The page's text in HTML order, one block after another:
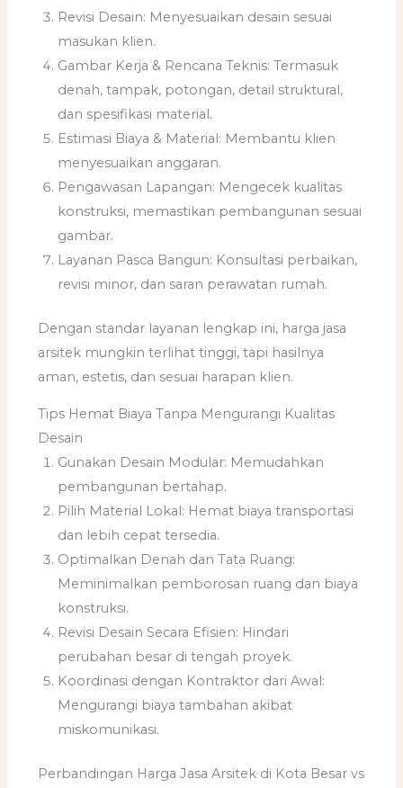
Revisi Desain: Menyesuaikan desain sesuai
masukan klien.
Gambar Kerja & Rencana Teknis: Termasuk
denah, tampak, potongan, detail struktural,
dan spesifikasi material.
Estimasi Biaya & Material: Membantu klien
menyesuaikan anggaran.
Pengawasan Lapangan: Mengecek kualitas
konstruksi, memastikan pembangunan sesuai
gambar.
Layanan Pasca Bangun: Konsultasi perbaikan,
revisi minor, dan saran perawatan rumah.
Dengan standar layanan lengkap ini, harga jasa
arsitek mungkin terlihat tinggi, tapi hasilnya
aman, estetis, dan sesuai harapan klien.
Tips Hemat Biaya Tanpa Mengurangi Kualitas
Desain
Gunakan Desain Modular: Memudahkan
pembangunan bertahap.
Pilih Material Lokal: Hemat biaya transportasi
dan lebih cepat tersedia.
Optimalkan Denah dan Tata Ruang:
Meminimalkan pemborosan ruang dan biaya
konstruksi.
Revisi Desain Secara Efisien: Hindari
perubahan besar di tengah proyek.
Koordinasi dengan Kontraktor dari Awal:
Mengurangi biaya tambahan akibat
miskomunikasi.
Perbandingan Harga Jasa Arsitek di Kota Besar vs